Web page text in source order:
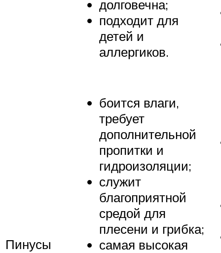
долговечна;
подходит для
детей и
аллергиков.
Пинусы
боится влаги,
требует
дополнительной
пропитки и
гидроизоляции;
служит
благоприятной
средой для
плесени и грибка;
самая высокая